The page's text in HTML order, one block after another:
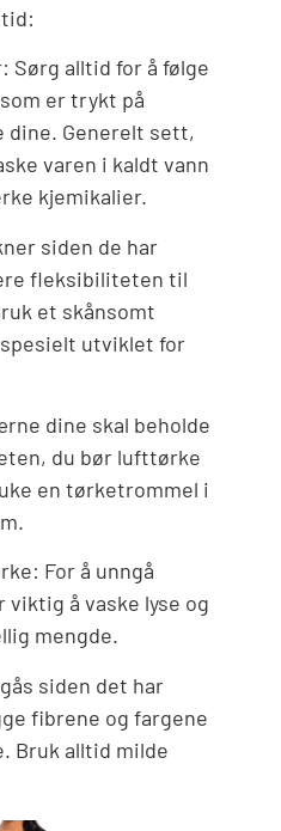
Sørg alltid for å følge
er trykt på
Generelt sett,
varen i kaldt vann
kjemikalier.
siden de har
fleksibiliteten til
et skånsomt
utviklet for
dine skal beholde
du bør lufttørke
en tørketrommel i
For å unngå
å vaske lyse og
mengde.
siden det har
fibrene og fargene
Bruk alltid milde